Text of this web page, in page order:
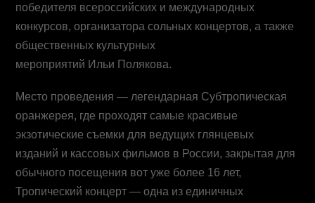
победителя всероссийских и международных
конкурсов, организатора сольных концертов, а также
общественных культурных
мероприятий Ильи Полякова.
Место проведения — легендарная Субтропическая
оранжерея, где проходят самые красивые
экзотические съемки для ведущих глянцевых
изданий и кассовых фильмов в России, закрытая для
обычного посещения вот уже более 16 лет,
Тропический концерт — одна из единичных